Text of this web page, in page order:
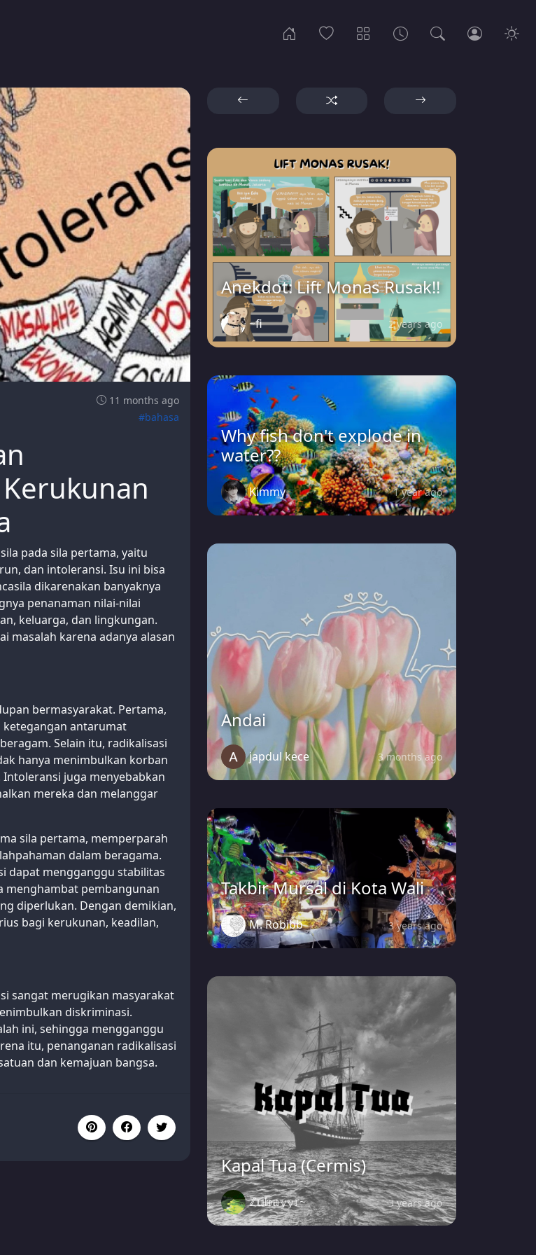
11 months ago
#bahasa
pada sila pertama, yaitu
dan intoleransi. Isu ini bisa
dikarenakan banyaknya
penanaman nilai-nilai
keluarga, dan lingkungan.
masalah karena adanya alasan
bermasyarakat. Pertama,
ketegangan antarumat
Selain itu, radikalisasi
hanya menimbulkan korban
juga menyebabkan
mereka dan melanggar
sila pertama, memperparah
dalam beragama.
dapat mengganggu stabilitas
menghambat pembangunan
diperlukan. Dengan demikian,
bagi kerukunan, keadilan,
sangat merugikan masyarakat
diskriminasi.
ini, sehingga mengganggu
itu, penanganan radikalisasi
dan kemajuan bangsa.
Anekdot: Lift Monas Rusak!!
~fi 2 years ago
Why fish don't explode in
water??
Kimmy 1 year ago
Andai
japdul kece 3 months ago
Takbir Mursal di Kota Wali
M. Robibb 3 years ago
Kapal Tua (Cermis)
ℤ𝕦𝕓𝕒𝕪𝕪𝕣~ 3 years ago